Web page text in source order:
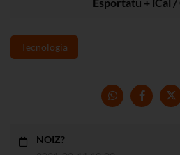
Tecnología
NOIZ?